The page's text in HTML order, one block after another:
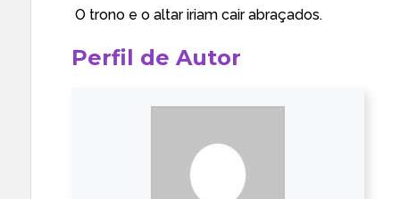
O trono e o altar iriam cair abraçados.
Perfil de Autor